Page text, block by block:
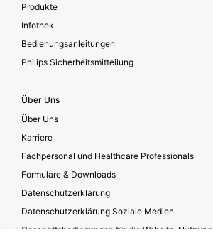
Produkte
Infothek
Bedienungsanleitungen
Philips Sicherheitsmitteilung
Über Uns
Über Uns
Karriere
Fachpersonal und Healthcare Professionals
Formulare & Downloads
Datenschutzerklärung
Datenschutzerklärung Soziale Medien
Geschäftsbedingungen für die Website-Nutzung